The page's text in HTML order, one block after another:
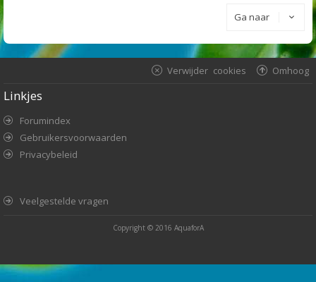
Ga naar
Omhoog
Verwijder cookies
Linkjes
Forumindex
Gebruikersvoorwaarden
Privacybeleid
Veelgestelde vragen
Copyright © 2016 AquaforA